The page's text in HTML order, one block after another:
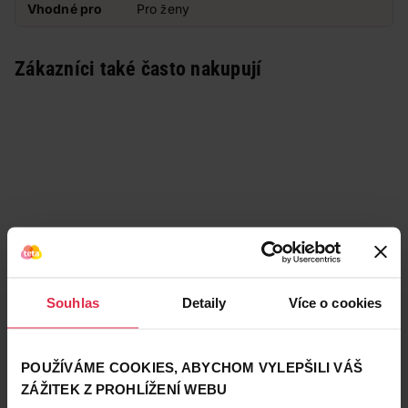
Souhlas Detaily Více o cookies
POUŽÍVÁME COOKIES, ABYCHOM VYLEPŠILI VÁŠ
ZÁŽITEK Z PROHLÍŽENÍ WEBU
Vhodné pro Pro ženy
Zákazníci také často nakupují